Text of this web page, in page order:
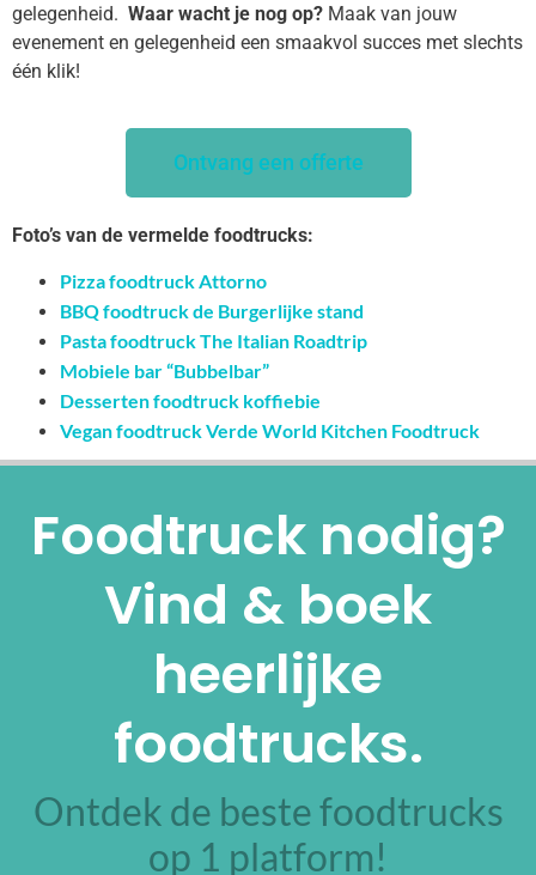
gelegenheid. Waar wacht je nog op? Maak van jouw
evenement en gelegenheid een smaakvol succes met slechts
één klik!
Ontvang een offerte
Foto’s van de vermelde foodtrucks:
Pizza foodtruck Attorno
BBQ foodtruck de Burgerlijke stand
Pasta foodtruck The Italian Roadtrip
Mobiele bar “Bubbelbar”
Desserten foodtruck koffiebie
Vegan foodtruck Verde World Kitchen Foodtruck
Foodtruck nodig?
Vind & boek
heerlijke
foodtrucks.
Ontdek de beste foodtrucks
op 1 platform!